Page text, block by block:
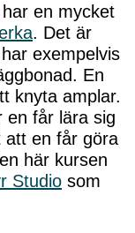
har en mycket
. Det är
exempelvis
En
knyta amplar.
en får lära sig
att en får göra
här kursen
Studio som